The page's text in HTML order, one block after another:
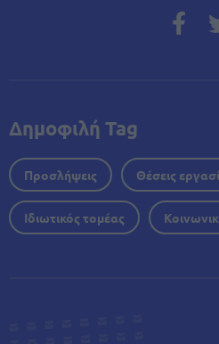
Δημοφιλή Tag
Προσλήψεις Θέσεις
Ιδιωτικός τομέας